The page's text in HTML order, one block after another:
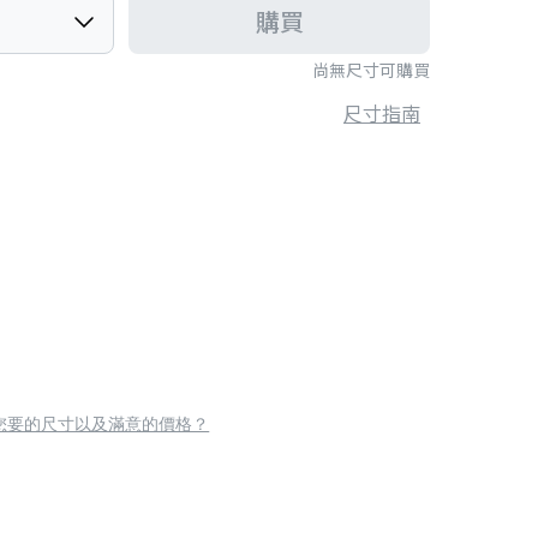
尚無尺寸可購買
購買
尺寸指南
要的尺寸以及滿意的價格？